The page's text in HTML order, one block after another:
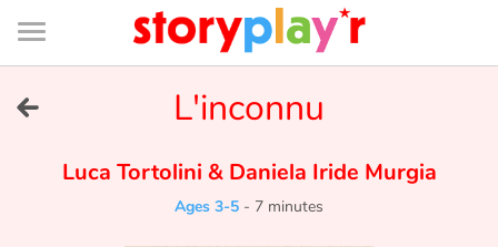
Connexion
Bibliothèque
de
page
L'inconnu
Luca Tortolini &Daniela Iride Murgia
Ages 3-5 - 7 minutes